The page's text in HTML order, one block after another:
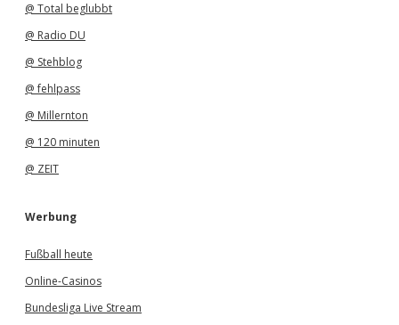
@ Total beglubbt
@ Radio DU
@ Stehblog
@ fehlpass
@ Millernton
@ 120 minuten
@ ZEIT
Werbung
Fußball heute
Online-Casinos
Bundesliga Live Stream